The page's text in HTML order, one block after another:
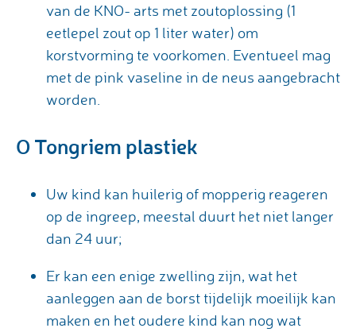
van de KNO- arts met zoutoplossing (1
eetlepel zout op 1 liter water) om
korstvorming te voorkomen. Eventueel mag
met de pink vaseline in de neus aangebracht
worden.
O Tongriem plastiek
Uw kind kan huilerig of mopperig reageren
op de ingreep, meestal duurt het niet langer
dan 24 uur;
Er kan een enige zwelling zijn, wat het
aanleggen aan de borst tijdelijk moeilijk kan
maken en het oudere kind kan nog wat